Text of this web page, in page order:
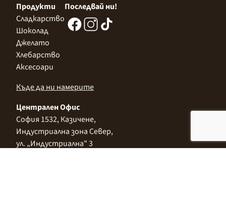
Продукти
Сладкарство
Шоколад
Джелато
Хлебарство
Аксесоари
Последвай ни!
Къде да ни намерите
Централен Офис
София 1532, Казичене,
Индустриална зона Север,
ул. „Индустриална" 3